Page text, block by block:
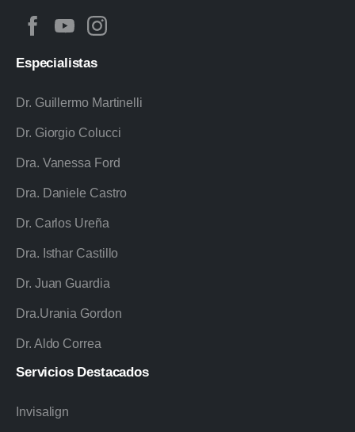
Especialistas
Dr. Guillermo Martinelli
Dr. Giorgio Colucci
Dra. Vanessa Ford
Dra. Daniele Castro
Dr. Carlos Ureña
Dra. Isthar Castillo
Dr. Juan Guardia
Dra.Urania Gordon
Dr. Aldo Correa
Servicios Destacados
Invisalign